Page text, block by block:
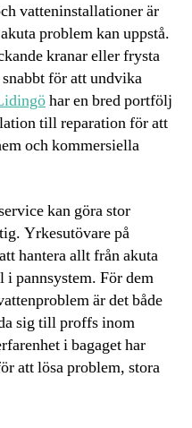
vatteninstallationer är
problem kan uppstå.
kranar eller frysta
för att undvika
har en bred portfölj
till reparation för att
och kommersiella
kan göra stor
Yrkesutövare på
hantera allt från akuta
pannsystem. För dem
är det både
sig till proffs inom
i bagaget har
att lösa problem, stora